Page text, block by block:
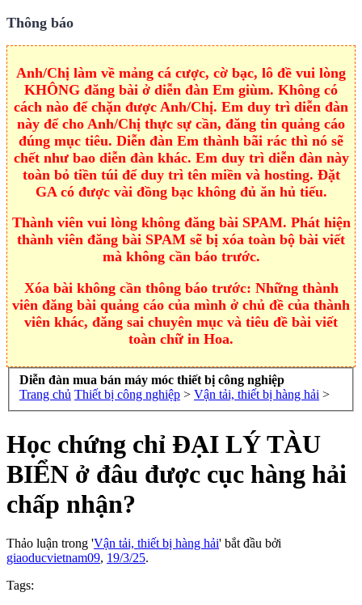
Thông báo
Anh/Chị làm về mảng cá cược, cờ bạc, lô đề vui lòng
KHÔNG đăng bài ở diễn đàn Em giùm. Không có
cách nào để chặn được Anh/Chị. Em duy trì diễn đàn
này để cho Anh/Chị thực sự cần, đăng tin quảng cáo
đúng mục tiêu. Diễn đàn Em thành bãi rác thì nó sẽ
chết như bao diễn đàn khác. Em duy trì diễn đàn này
toàn bỏ tiền túi để duy trì tên miền và hosting. Đặt
GA có được vài đồng bạc không đủ ăn hủ tiếu.
Thành viên vui lòng không đăng bài SPAM. Phát hiện
thành viên đăng bài SPAM sẽ bị xóa toàn bộ bài viết
mà không cần báo trước.
Xóa bài không cần thông báo trước: Những thành
viên đăng bài quảng cáo của mình ở chủ đề của thành
viên khác, đăng sai chuyên mục và tiêu đề bài viết
toàn chữ in Hoa.
Diễn đàn mua bán máy móc thiết bị công nghiệp
Trang chủ Thiết bị công nghiệp > Vận tải, thiết bị hàng hải >
Học chứng chỉ ĐẠI LÝ TÀU
BIỂN ở đâu được cục hàng hải
chấp nhận?
Thảo luận trong 'Vận tải, thiết bị hàng hải' bắt đầu bởi
giaoducvietnam09, 19/3/25.
Tags: